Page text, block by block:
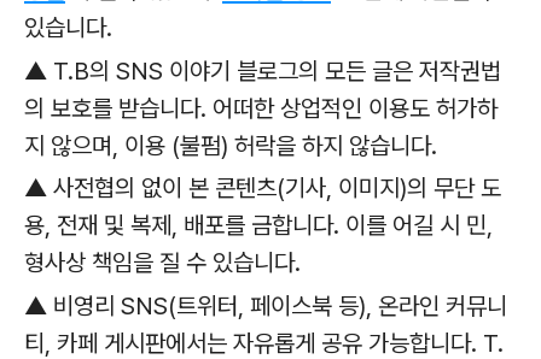
있습니다.
▲ T.B의 SNS 이야기 블로그의 모든 글은 저작권법
의 보호를 받습니다. 어떠한 상업적인 이용도 허가하
지 않으며, 이용 (불펌) 허락을 하지 않습니다.
▲ 사전협의 없이 본 콘텐츠(기사, 이미지)의 무단 도
용, 전재 및 복제, 배포를 금합니다. 이를 어길 시 민,
형사상 책임을 질 수 있습니다.
▲ 비영리 SNS(트위터, 페이스북 등), 온라인 커뮤니
티, 카페 게시판에서는 자유롭게 공유 가능합니다. T.